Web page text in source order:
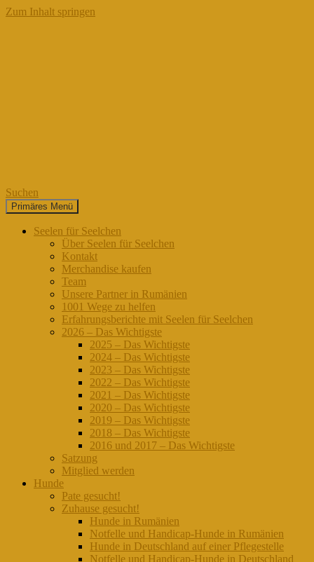
Zum Inhalt springen
Seelen für Seelchen
Suchen
Primäres Menü
Seelen für Seelchen
Über Seelen für Seelchen
Kontakt
Merchandise kaufen
Team
Unsere Partner in Rumänien
1001 Wege zu helfen
Erfahrungsberichte mit Seelen für Seelchen
2026 – Das Wichtigste
2025 – Das Wichtigste
2024 – Das Wichtigste
2023 – Das Wichtigste
2022 – Das Wichtigste
2021 – Das Wichtigste
2020 – Das Wichtigste
2019 – Das Wichtigste
2018 – Das Wichtigste
2016 und 2017 – Das Wichtigste
Satzung
Mitglied werden
Hunde
Pate gesucht!
Zuhause gesucht!
Hunde in Rumänien
Notfelle und Handicap-Hunde in Rumänien
Hunde in Deutschland auf einer Pflegestelle
Notfelle und Handicap-Hunde in Deutschland